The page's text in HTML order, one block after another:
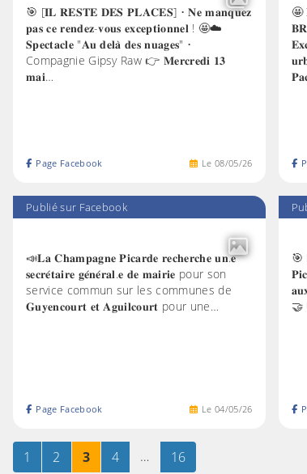
🎯 [𝐈𝐋 𝐑𝐄𝐒𝐓𝐄 𝐃𝐄𝐒 𝐏𝐋𝐀𝐂𝐄𝐒] • 𝐍𝐞 𝐦𝐚𝐧𝐪𝐮𝐞𝐳
𝐩𝐚𝐬 𝐜𝐞 𝐫𝐞𝐧𝐝𝐞𝐳-𝐯𝐨𝐮𝐬 𝐞𝐱𝐜𝐞𝐩𝐭𝐢𝐨𝐧𝐧𝐞𝐥 ! 🤩☁️
𝐒𝐩𝐞𝐜𝐭𝐚𝐜𝐥𝐞 "𝐀𝐮 𝐝𝐞𝐥𝐚̀ 𝐝𝐞𝐬 𝐧𝐮𝐚𝐠𝐞𝐬" •
Compagnie Gipsy Raw 👉 𝐌𝐞𝐫𝐜𝐫𝐞𝐝𝐢 𝟏𝟑
𝐦𝐚𝐢…
Le08/05/26
Page Facebook
🤩
Publié sur Facebook
📣𝐋𝐚 𝐂𝐡𝐚𝐦𝐩𝐚𝐠𝐧𝐞 𝐏𝐢𝐜𝐚𝐫𝐝𝐞 𝐫𝐞𝐜𝐡𝐞𝐫𝐜𝐡𝐞 𝐮𝐧.𝐞
𝐬𝐞𝐜𝐫𝐞́𝐭𝐚𝐢𝐫𝐞 𝐠𝐞́𝐧𝐞́𝐫𝐚𝐥.𝐞 𝐝𝐞 𝐦𝐚𝐢𝐫𝐢𝐞 pour son
service commun sur les communes de
𝐆𝐮𝐲𝐞𝐧𝐜𝐨𝐮𝐫𝐭 𝐞𝐭 𝐀𝐠𝐮𝐢𝐥𝐜𝐨𝐮𝐫𝐭 pour une…
Le04/05/26
Page Facebook
🎯
Page
1 sur 16Page
2 sur 16Page
3sur 16Page
4sur 16
… Page
16sur 16